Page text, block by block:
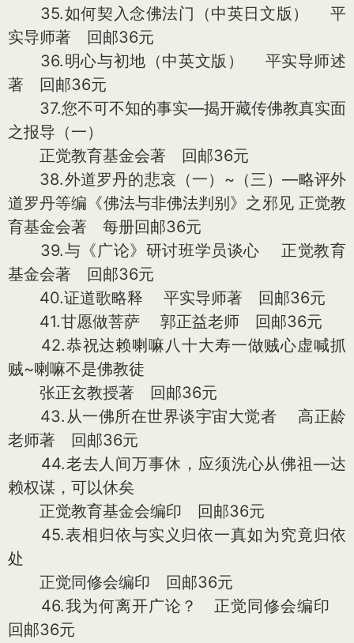
35.如何契入念佛法门（中英日文版） 平
实导师著 回邮36元
36.明心与初地（中英文版） 平实导师述
著 回邮36元
37.您不可不知的事实—揭开藏传佛教真实面
之报导（一）
正觉教育基金会著 回邮36元
38.外道罗丹的悲哀（一）~（三）—略评外
道罗丹等编《佛法与非佛法判别》之邪见 正觉教
育基金会著 每册回邮36元
39.与《广论》研讨班学员谈心 正觉教育
基金会著 回邮36元
40.证道歌略释 平实导师著 回邮36元
41.甘愿做菩萨 郭正益老师 回邮36元
42.恭祝达赖喇嘛八十大寿一做贼心虚喊抓
贼~喇嘛不是佛教徒
张正玄教授著 回邮36元
43.从一佛所在世界谈宇宙大觉者 高正龄
老师著 回邮36元
44.老去人间万事休，应须洗心从佛祖—达
赖权谋，可以休矣
正觉教育基金会编印 回邮36元
45.表相归依与实义归依一真如为究竟归依
处
正觉同修会编印 回邮36元
46.我为何离开广论？ 正觉同修会编印
回邮36元